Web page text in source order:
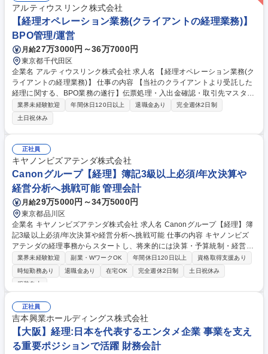
アルティウスリンク株式会社
【経理オペレーション業務(クライアントの経理業務)】
BPO管理/運営
月給27万3000円～36万7000円
東京都千代田区
企業名 アルティウスリンク株式会社 求人名 【経理オペレーション業務(ク
ライアントの経理業務)】 仕事の内容 【当社のクライアントより受託した
経理に関する、BPO業務の遂行】伝票処理・入出金確認・取引先マスタ登
録・経費精算・支払依頼・給与支払・資金移動等の経理業務関連のオペレ
ーションに従事頂く方を募集します。 ますはオペレーションンを習得し、
その後オペレーターのサポート、その後は今後の業容拡大を踏まえ将来的
にはリーダーを目指してください。 【将来的に担って頂く業務】・オペレ
ーションの習得はもちろん、マニュアルの作成・研修・品質管理・オペレ
ーターの指導育成・お客様企業担当者との運用調整、各種報告の実施・オ
ペレーターが行った作業のダブルチェック・業務遂行計画の立案、進捗管
理・品質向上施策の立案及び実行 募集職種 【経理オペレーション業務(ク
ライアントの経理業務)】
業界未経験歓迎 年間休日120日以上 退職金あり
完全週休2日制
土日祝休み
正社員
キヤノンビズアテンダ株式会社
Canonグループ【経理】簿記3級以上必須/年次決算や
経営分析へ挑戦可能 管理会計
月給29万5000円～34万5000円
東京都品川区
企業名 キヤノンビズアテンダ株式会社 求人名 Canonグループ【経理】簿
記3級以上必須/年次決算や経営分析へ挑戦可能 仕事の内容 キヤノンビズ
アテンダの経理事務からスタートし、将来的には決算・予算統制・経営分
析など、経理のスペシャリストとして専門性を深めていただけるポジショ
ンです。簿記の知識を活かして着実に成長できます。 ■伝票入力・経費精
算・入出金管理・請求書作成などの日次経理実務 ■月次・年次決算業務の
い合わせ対応 ■将来的には連結決算、予算統制、税務、経営分析など管理
会計領域へも関与 ■Excel（基本関数）を活用した効率的なデータ集計お
よび資料作成 募集職種 Canonグループ【経理】簿記3級以上必須/年次決
算や経営分析へ挑戦可能
業界未経験歓迎 副業・WワークOK 年間休日120日以上
資格取得支援あり
時短勤務あり
退職金あり 在宅OK 完全週休2日制
土日祝休み
服装自由
正社員
吉本興業ホールディングス株式会社
【大阪】経理:日本を代表するエンタメ企業 事業を支え
る重要ポジションで活躍 財務会計